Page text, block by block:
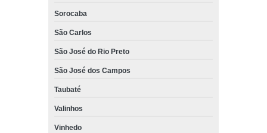
Sorocaba
São Carlos
São José do Rio Preto
São José dos Campos
Taubaté
Valinhos
Vinhedo